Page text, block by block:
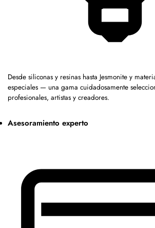
Desde siliconas y resinas hasta Jesmonite y
especiales — una gama cuidadosamente
profesionales, artistas y creadores.
Asesoramiento experto